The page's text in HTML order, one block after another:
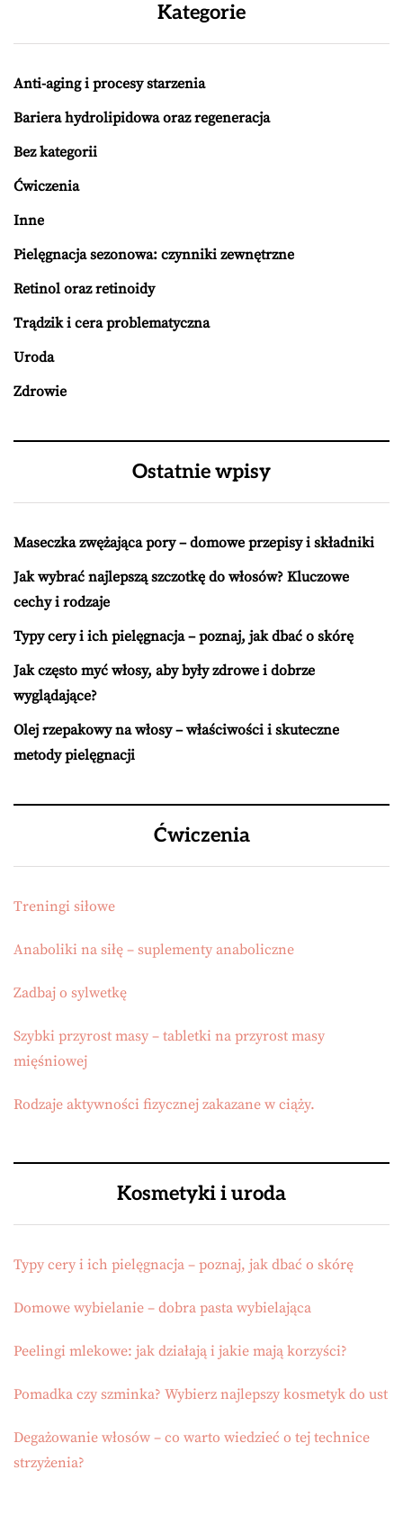
Kategorie
Anti-aging i procesy starzenia
Bariera hydrolipidowa oraz regeneracja
Bez kategorii
Ćwiczenia
Inne
Pielęgnacja sezonowa: czynniki zewnętrzne
Retinol oraz retinoidy
Trądzik i cera problematyczna
Uroda
Zdrowie
Ostatnie wpisy
Maseczka zwężająca pory – domowe przepisy i składniki
Jak wybrać najlepszą szczotkę do włosów? Kluczowe
cechy i rodzaje
Typy cery i ich pielęgnacja – poznaj, jak dbać o skórę
Jak często myć włosy, aby były zdrowe i dobrze
wyglądające?
Olej rzepakowy na włosy – właściwości i skuteczne
metody pielęgnacji
Ćwiczenia
Treningi siłowe
Anaboliki na siłę – suplementy anaboliczne
Zadbaj o sylwetkę
Szybki przyrost masy – tabletki na przyrost masy
mięśniowej
Rodzaje aktywności fizycznej zakazane w ciąży.
Kosmetyki i uroda
Typy cery i ich pielęgnacja – poznaj, jak dbać o skórę
Domowe wybielanie – dobra pasta wybielająca
Peelingi mlekowe: jak działają i jakie mają korzyści?
Pomadka czy szminka? Wybierz najlepszy kosmetyk do ust
Degażowanie włosów – co warto wiedzieć o tej technice
strzyżenia?